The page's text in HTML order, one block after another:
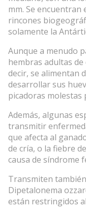
mm. Se
rincones
solamente la
Aunque a menudo
hembras adultas
decir, se alimentan
desarrollar sus
picadoras molestas
Además, algunas
transmitir
que afecta al
de cría, o la fiebre
causa de síndrome
Transmiten
Dipetalonema
están restringidos